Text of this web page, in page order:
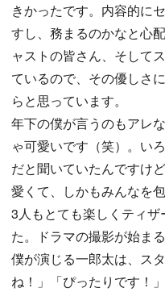
きかったです。内容的に
すし、務まるのかなと心
ャストの皆さん、そして
ているので、その優しさ
らと思っています。
年下の僕が言うのもアレ
ゃ可愛いです（笑）。い
だと聞いていたんですけ
愛くて、しかもみんなを
3人もとても楽しくティ
た。ドラマの撮影が始ま
僕が演じる一郎太は、ス
ね！」「ぴったりです！